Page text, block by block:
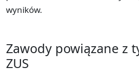
wyników.
Zawody powiązane z
ZUS